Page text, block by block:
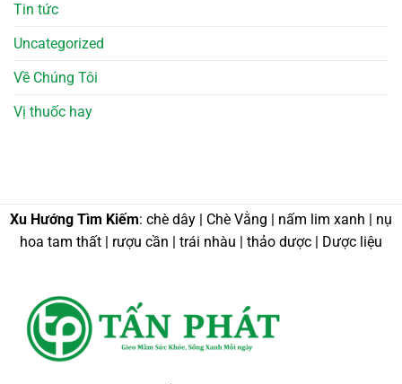
Tin tức
Uncategorized
Về Chúng Tôi
Vị thuốc hay
Xu Hướng Tìm Kiếm: chè dây | Chè Vằng | nấm lim xanh | nụ
hoa tam thất | rượu cần | trái nhàu | thảo dược | Dược liệu